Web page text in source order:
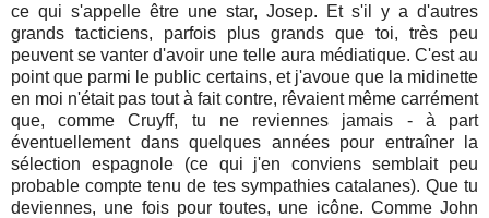
ce qui s'appelle être une star, Josep. Et s'il y a d'autres
grands tacticiens, parfois plus grands que toi, très peu
peuvent se vanter d'avoir une telle aura médiatique. C'est au
point que parmi le public certains, et j'avoue que la midinette
en moi n'était pas tout à fait contre, rêvaient même carrément
que, comme Cruyff, tu ne reviennes jamais - à part
éventuellement dans quelques années pour entraîner la
sélection espagnole (ce qui j'en conviens semblait peu
probable compte tenu de tes sympathies catalanes). Que tu
deviennes, une fois pour toutes, une icône. Comme John